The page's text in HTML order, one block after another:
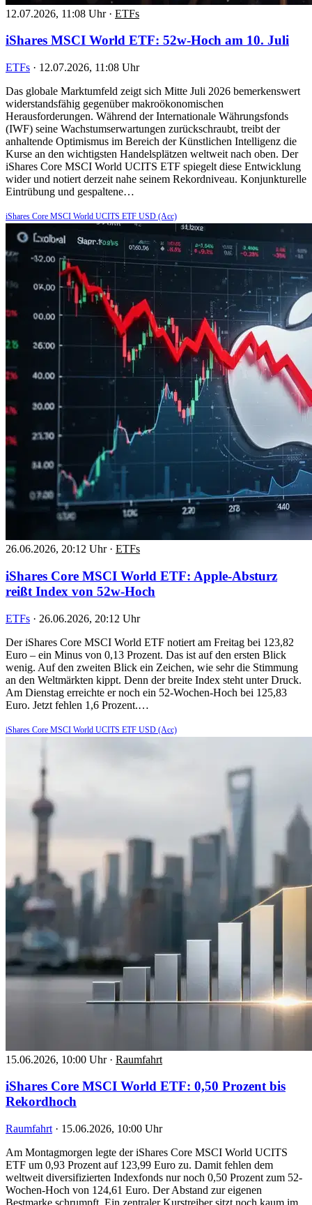
12.07.2026, 11:08 Uhr · ETFs
iShares MSCI World ETF: 52w-Hoch am 10. Juli
ETFs · 12.07.2026, 11:08 Uhr
Das globale Marktumfeld zeigt sich Mitte Juli 2026 bemerkenswert
widerstandsfähig gegenüber makroökonomischen
Herausforderungen. Während der Internationale Währungsfonds
(IWF) seine Wachstumserwartungen zurückschraubt, treibt der
anhaltende Optimismus im Bereich der Künstlichen Intelligenz die
Kurse an den wichtigsten Handelsplätzen weltweit nach oben. Der
iShares Core MSCI World UCITS ETF spiegelt diese Entwicklung
wider und notiert derzeit nahe seinem Rekordniveau. Konjunkturelle
Eintrübung und gespaltene…
iShares Core MSCI World UCITS ETF USD (Acc)
26.06.2026, 20:12 Uhr · ETFs
iShares Core MSCI World ETF: Apple-Absturz
reißt Index von 52w-Hoch
ETFs · 26.06.2026, 20:12 Uhr
Der iShares Core MSCI World ETF notiert am Freitag bei 123,82
Euro – ein Minus von 0,13 Prozent. Das ist auf den ersten Blick
wenig. Auf den zweiten Blick ein Zeichen, wie sehr die Stimmung
an den Weltmärkten kippt. Denn der breite Index steht unter Druck.
Am Dienstag erreichte er noch ein 52-Wochen-Hoch bei 125,83
Euro. Jetzt fehlen 1,6 Prozent.…
iShares Core MSCI World UCITS ETF USD (Acc)
15.06.2026, 10:00 Uhr · Raumfahrt
iShares Core MSCI World ETF: 0,50 Prozent bis
Rekordhoch
Raumfahrt · 15.06.2026, 10:00 Uhr
Am Montagmorgen legte der iShares Core MSCI World UCITS
ETF um 0,93 Prozent auf 123,99 Euro zu. Damit fehlen dem
weltweit diversifizierten Indexfonds nur noch 0,50 Prozent zum 52-
Wochen-Hoch von 124,61 Euro. Der Abstand zur eigenen
Bestmarke schrumpft. Ein zentraler Kurstreiber sitzt noch kaum im